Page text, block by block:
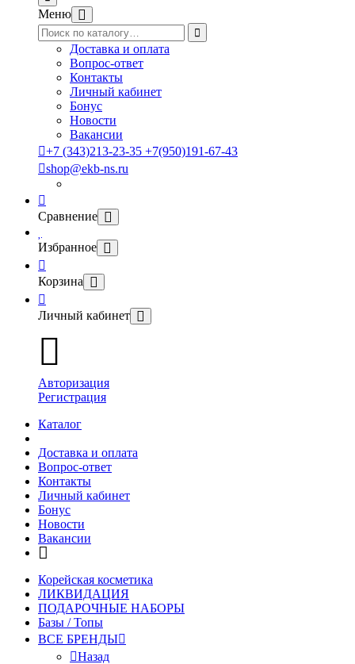
Меню
Доставка и оплата
Вопрос-ответ
Контакты
Личный кабинет
Бонус
Новости
Вакансии
+7 (343)213-23-35 +7(950)191-67-43
shop@ekb-ns.ru
Сравнение
Избранное
Корзина
Личный кабинет
Авторизация
Регистрация
Каталог
Доставка и оплата
Вопрос-ответ
Контакты
Личный кабинет
Бонус
Новости
Вакансии
Корейская косметика
ЛИКВИДАЦИЯ
ПОДАРОЧНЫЕ НАБОРЫ
Базы / Топы
ВСЕ БРЕНДЫ
Назад